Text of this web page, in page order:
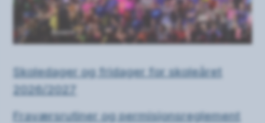
Skoledager og fridager for skoleåret
2026/2027
Fraværsrutiner og permisjonsreglement